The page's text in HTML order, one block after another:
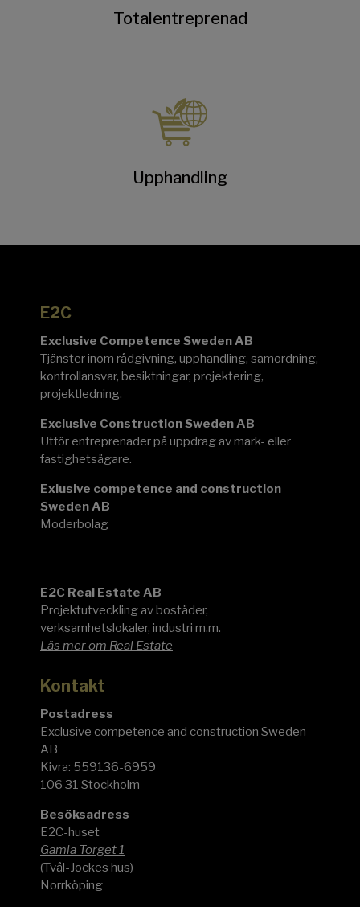
Totalentreprenad
Upphandling
E2C
Exclusive Competence Sweden AB
Tjänster inom rådgivning, upphandling, samordning,
kontrollansvar, besiktningar, projektering,
projektledning.
Exclusive Construction Sweden AB
Utför entreprenader på uppdrag av mark- eller
fastighetsägare.
Exlusive competence and construction
Sweden AB
Moderbolag
E2C Real Estate AB
Projektutveckling av bostäder,
verksamhetslokaler, industri m.m.
Läs mer om Real Estate
Kontakt
Postadress
Exclusive competence and construction Sweden
AB
Kivra: 559136-6959
106 31 Stockholm
Besöksadress
E2C-huset
Gamla Torget 1
(Tvål-Jockes hus)
Norrköping